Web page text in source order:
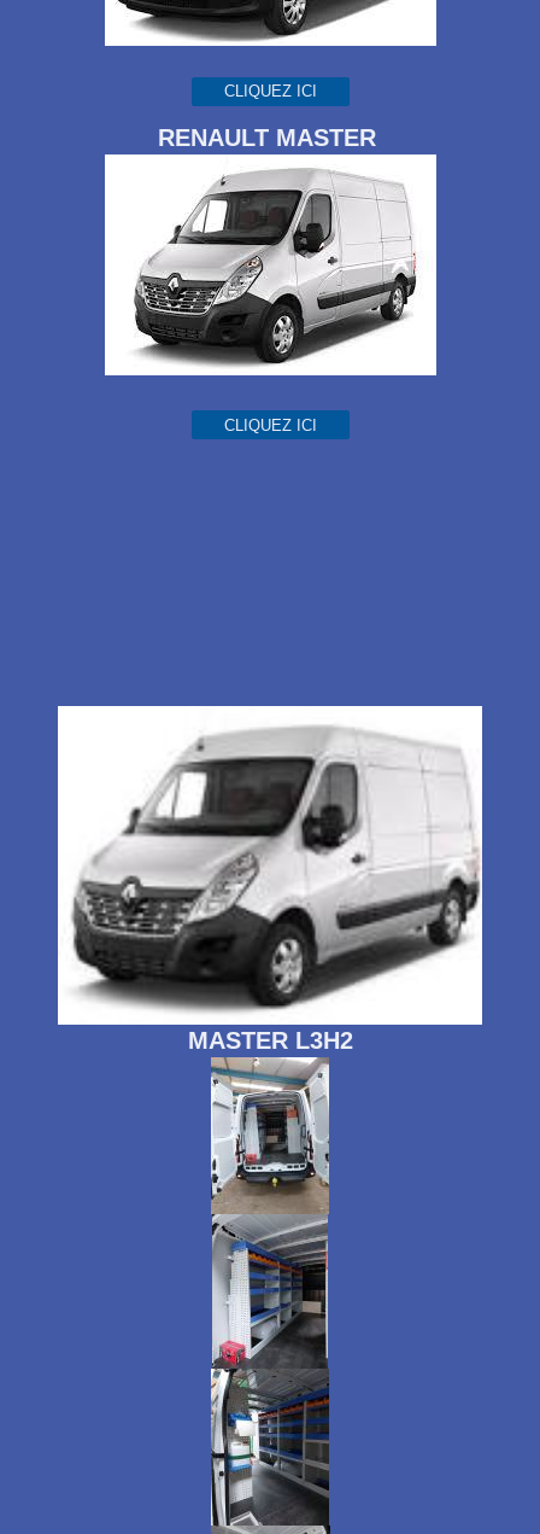
CLIQUEZ ICI
RENAULT MASTER
CLIQUEZ ICI
MASTER L3H2